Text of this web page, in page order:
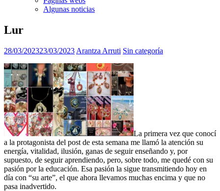
Algunas noticias
Lur
28/03/202323/03/2023 Arantza Arruti Sin categoría
La primera vez que conocí
a la protagonista del post de esta semana me llamó la atención su
energía, vitalidad, ilusión, ganas de seguir enseñando y, por
supuesto, de seguir aprendiendo, pero, sobre todo, me quedé con su
pasión por la educación. Esa pasión la sigue transmitiendo hoy en
día con “su arte”, el que ahora llevamos muchas encima y que no
pasa inadvertido.